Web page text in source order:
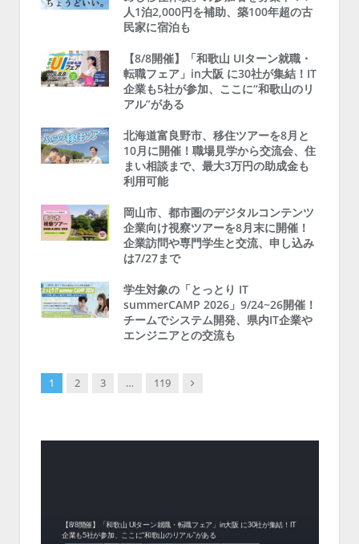
人1泊2,000円を補助、築100年超の古
民家に宿泊も
【8/8開催】「和歌山 UIターン就職・
転職フェア」in大阪 に30社が集結！IT
企業も5社が参加、ここに“和歌山のリ
アル”がある
北海道富良野市、移住ツアーを8月と
10月に開催！職場見学から交流会、住
まい相談まで、最大3万円の助成金も
利用可能
岡山市、都市圏のデジタルコンテンツ
企業向け視察ツアーを8月末に開催！
企業訪問や専門学生と交流、申し込み
は7/27まで
学生対象の「とっとり IT
summerCAMP 2026」9/24~26開催！
チームでシステム開発、県内IT企業や
エンジニアとの交流も
1 2 3 … 119 Next
【8/8開催】「和歌山 UIターン就職・転職フェア」in大阪 に30社が集結！IT
企業も5社が参加、ここに“和歌山のリアル”がある